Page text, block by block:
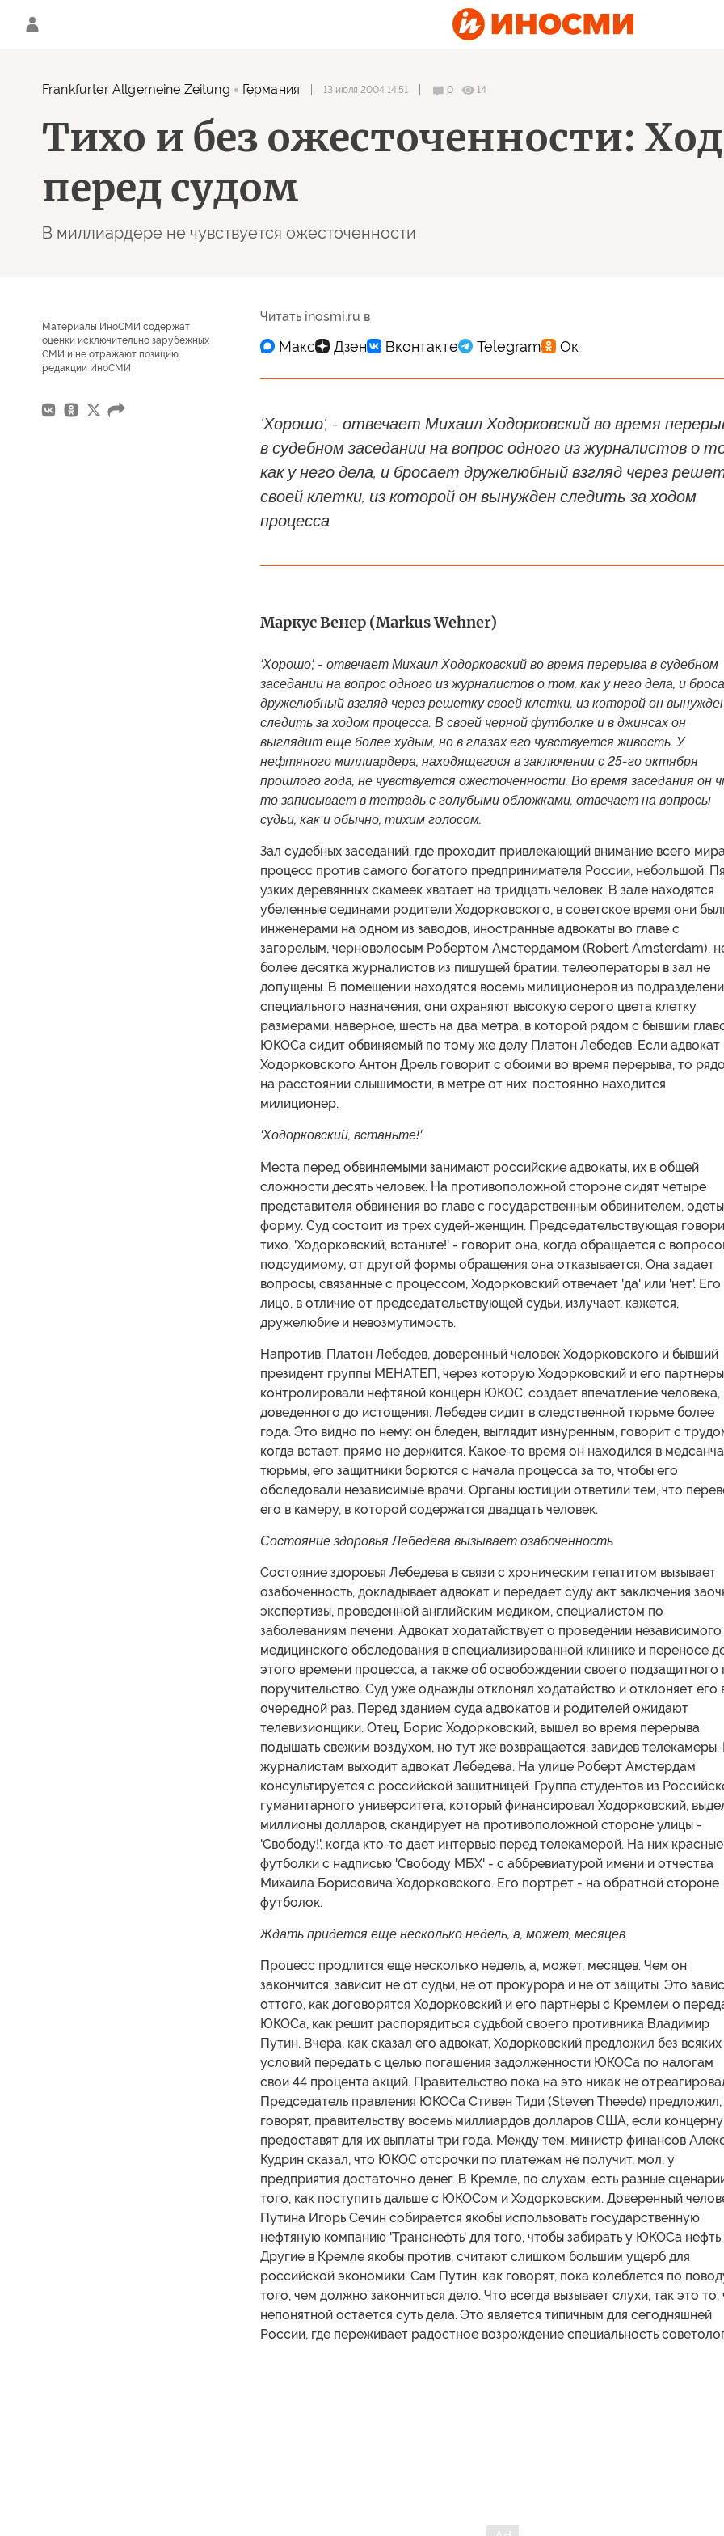
Frankfurter Allgemeine Zeitung Германия 13 июля 2004 14:51 0 14
Тихо и без ожесточенности:
перед судом
В миллиардере не чувствуется ожесточенности
Материалы ИноСМИ содержат
оценки исключительно зарубежных
СМИ и не отражают позицию
редакции ИноСМИ
Читать inosmi.ru в
'Хорошо', - отвечает Михаил Ходорковский во время
в судебном заседании на вопрос одного из журналистов о
как у него дела, и бросает дружелюбный взгляд через
своей клетки, из которой он вынужден следить за ходом
процесса
Маркус Венер (Markus Wehner)
'Хорошо', - отвечает Михаил Ходорковский во время перерыва в судебном
заседании на вопрос одного из журналистов о том, как у него дела, и
дружелюбный взгляд через решетку своей клетки, из которой он
следить за ходом процесса. В своей черной футболке и в джинсах он
выглядит еще более худым, но в глазах его чувствуется живость. У
нефтяного миллиардера, находящегося в заключении с 25-го октября
прошлого года, не чувствуется ожесточенности. Во время заседания он
то записывает в тетрадь с голубыми обложками, отвечает на вопросы
судьи, как и обычно, тихим голосом.
Зал судебных заседаний, где проходит привлекающий внимание всего
процесс против самого богатого предпринимателя России, небольшой.
узких деревянных скамеек хватает на тридцать человек. В зале находятся
убеленные сединами родители Ходорковского, в советское время они
инженерами на одном из заводов, иностранные адвокаты во главе с
загорелым, черноволосым Робертом Амстердамом (Robert Amsterdam),
более десятка журналистов из пишущей братии, телеоператоры в зал не
допущены. В помещении находятся восемь милиционеров из
специального назначения, они охраняют высокую серого цвета клетку
размерами, наверное, шесть на два метра, в которой рядом с бывшим
ЮКОСа сидит обвиняемый по тому же делу Платон Лебедев. Если адвокат
Ходорковского Антон Дрель говорит с обоими во время перерыва, то
на расстоянии слышимости, в метре от них, постоянно находится
милиционер.
'Ходорковский, встаньте!'
Места перед обвиняемыми занимают российские адвокаты, их в общей
сложности десять человек. На противоположной стороне сидят четыре
представителя обвинения во главе с государственным обвинителем,
форму. Суд состоит из трех судей-женщин. Председательствующая
тихо. 'Ходорковский, встаньте!' - говорит она, когда обращается с
подсудимому, от другой формы обращения она отказывается. Она задает
вопросы, связанные с процессом, Ходорковский отвечает 'да' или 'нет'. Его
лицо, в отличие от председательствующей судьи, излучает, кажется,
дружелюбие и невозмутимость.
Напротив, Платон Лебедев, доверенный человек Ходорковского и бывший
президент группы МЕНАТЕП, через которую Ходорковский и его партнеры
контролировали нефтяной концерн ЮКОС, создает впечатление человека,
доведенного до истощения. Лебедев сидит в следственной тюрьме более
года. Это видно по нему: он бледен, выглядит изнуренным, говорит с
когда встает, прямо не держится. Какое-то время он находился в
тюрьмы, его защитники борются с начала процесса за то, чтобы его
обследовали независимые врачи. Органы юстиции ответили тем, что
его в камеру, в которой содержатся двадцать человек.
Состояние здоровья Лебедева вызывает озабоченность
Состояние здоровья Лебедева в связи с хроническим гепатитом вызывает
озабоченность, докладывает адвокат и передает суду акт заключения
экспертизы, проведенной английским медиком, специалистом по
заболеваниям печени. Адвокат ходатайствует о проведении независимого
медицинского обследования в специализированной клинике и переносе
этого времени процесса, а также об освобождении своего подзащитного
поручительство. Суд уже однажды отклонял ходатайство и отклоняет его
очередной раз. Перед зданием суда адвокатов и родителей ожидают
телевизионщики. Отец, Борис Ходорковский, вышел во время перерыва
подышать свежим воздухом, но тут же возвращается, завидев телекамеры.
журналистам выходит адвокат Лебедева. На улице Роберт Амстердам
консультируется с российской защитницей. Группа студентов из
гуманитарного университета, который финансировал Ходорковский,
миллионы долларов, скандирует на противоположной стороне улицы -
'Свободу!', когда кто-то дает интервью перед телекамерой. На них красные
футболки с надписью 'Свободу МБХ' - с аббревиатурой имени и отчества
Михаила Борисовича Ходорковского. Его портрет - на обратной стороне
футболок.
Ждать придется еще несколько недель, а, может, месяцев
Процесс продлится еще несколько недель, а, может, месяцев. Чем он
закончится, зависит не от судьи, не от прокурора и не от защиты. Это
оттого, как договорятся Ходорковский и его партнеры с Кремлем о
ЮКОСа, как решит распорядиться судьбой своего противника Владимир
Путин. Вчера, как сказал его адвокат, Ходорковский предложил без всяких
условий передать с целью погашения задолженности ЮКОСа по налогам
свои 44 процента акций. Правительство пока на это никак не
Председатель правления ЮКОСа Стивен Тиди (Steven Theede) предложил,
говорят, правительству восемь миллиардов долларов США, если концерну
предоставят для их выплаты три года. Между тем, министр финансов
Кудрин сказал, что ЮКОС отсрочки по платежам не получит, мол, у
предприятия достаточно денег. В Кремле, по слухам, есть разные
того, как поступить дальше с ЮКОСом и Ходорковским. Доверенный
Путина Игорь Сечин собирается якобы использовать государственную
нефтяную компанию 'Транснефть' для того, чтобы забирать у ЮКОСа нефть.
Другие в Кремле якобы против, считают слишком большим ущерб для
российской экономики. Сам Путин, как говорят, пока колеблется по
того, чем должно закончиться дело. Что всегда вызывает слухи, так это то,
непонятной остается суть дела. Это является типичным для сегодняшней
России, где переживает радостное возрождение специальность